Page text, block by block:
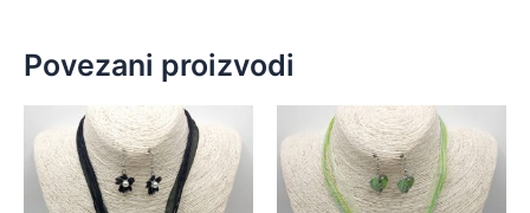
Povezani proizvodi